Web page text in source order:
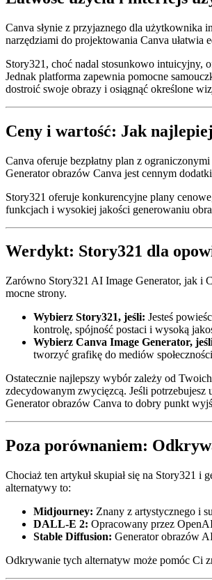
Canva słynie z przyjaznego dla użytkownika
narzędziami do projektowania Canva ułatwia
Story321, choć nadal stosunkowo intuicyjny,
Jednak platforma zapewnia pomocne
dostroić swoje obrazy i osiągnąć określone
Ceny i wartość: Jak
Canva oferuje bezpłatny plan z
Generator obrazów Canva jest cennym
Story321 oferuje konkurencyjne plany
funkcjach i wysokiej jakości generowaniu
Werdykt: Story321 dla
Zarówno Story321 AI Image Generator, jak i
mocne strony.
Wybierz Story321, jeśli: Jesteś
kontrolę, spójność postaci i wysoką
Wybierz Canva Image Generator,
tworzyć grafikę do mediów
Ostatecznie najlepszy wybór zależy od
zdecydowanym zwycięzcą. Jeśli
Generator obrazów Canva to dobry punkt
Poza porównaniem:
Chociaż ten artykuł skupiał się na Story321 i
alternatywy to:
Midjourney: Znany z artystycznego i
DALL-E 2: Opracowany przez
Stable Diffusion: Generator obrazów
Odkrywanie tych alternatyw może pomóc Ci